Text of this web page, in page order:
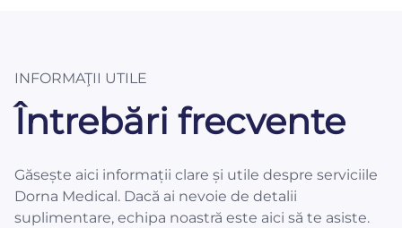
INFORMAŢII UTILE
Întrebări frecvente
Găsește aici informații clare și utile despre serviciile
Dorna Medical. Dacă ai nevoie de detalii
suplimentare, echipa noastră este aici să te asiste.